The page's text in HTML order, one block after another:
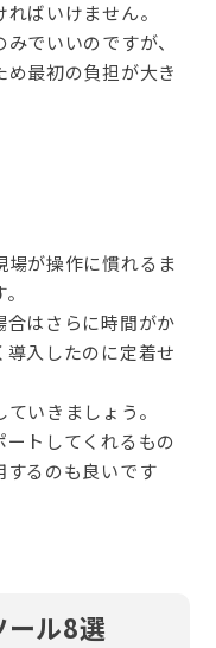
ばいけません。
でいいのですが、
最初の負担が大き
が操作に慣れるま
はさらに時間がか
入したのに定着せ
いきましょう。
トしてくれるもの
するのも良いです
ル8選